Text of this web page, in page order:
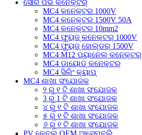
ସୌର ପିଭି କନେକ୍ଟର୍
MC4 କନେକ୍ଟର 1000V
MC4 କନେକ୍ଟର 1500V 50A
MC4 କନେକ୍ଟର 10mm2
MC4 ଫ୍ୟୁଜ୍ କନେକ୍ଟର୍ 1000V
MC4 ଫ୍ୟୁଜ୍ ହୋଲ୍ଡର୍ 1500V
MC4 M12 ପ୍ୟାନେଲ୍ କନେକ୍ଟର୍
MC4 ଡାୟୋଡ୍ କନେକ୍ଟର୍
MC4 ସିଲିଂ କ୍ୟାପ୍
MC4 ଶାଖା ସଂଯୋଜକ
୨ ରୁ ୧ ଟି ଶାଖା ସଂଯୋଜକ
3 ରୁ 1 ଟି ଶାଖା ସଂଯୋଜକ
୪ ରୁ ୧ ଟି ଶାଖା ସଂଯୋଜକ
୫ ରୁ ୧ ଟି ଶାଖା ସଂଯୋଜକ
୬ ରୁ ୧ ଟି ଶାଖା ସଂଯୋଜକ
PV କେବୁଲ୍ OEM ଆସେମ୍ବଲି